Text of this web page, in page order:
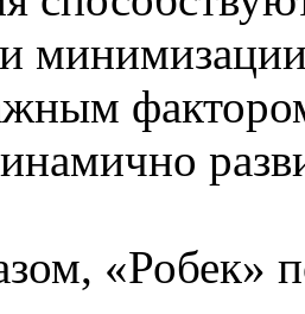
«Робек»